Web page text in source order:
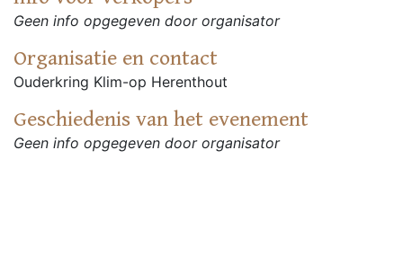
Geen info opgegeven door organisator
Organisatie en contact
Ouderkring Klim-op Herenthout
Geschiedenis van het evenement
Geen info opgegeven door organisator